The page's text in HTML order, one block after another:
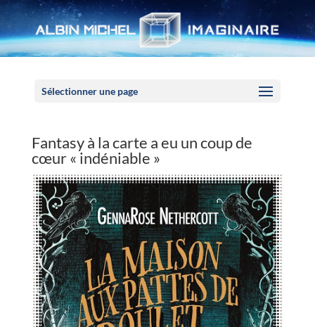
Sélectionner une page
Fantasy à la carte a eu un coup de
cœur « indéniable »
Panneau de gestion des cookies